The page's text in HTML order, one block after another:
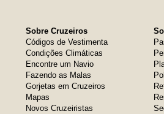
Sobre Cruzeiros
Códigos de Vestimenta
Condições Climáticas
Encontre um Navio
Fazendo as Malas
Gorjetas em Cruzeiros
Mapas
Novos Cruzeiristas